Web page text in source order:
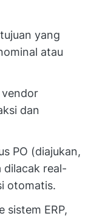
yang
atau
vendor
dan
PO (diajukan,
dilacak real-
otomatis.
sistem ERP,